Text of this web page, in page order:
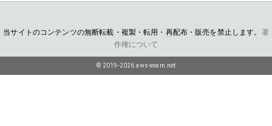
当サイトのコンテンツの無断転載・複製・転用・再配布・販売を禁止します。 著
作権について
© 2019-2026 aws-exam.net